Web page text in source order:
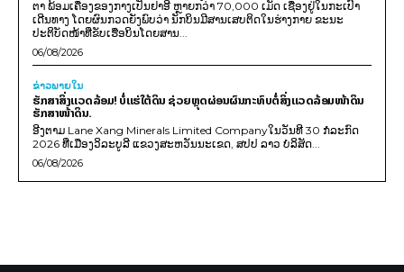
ຕາ ພ້ອມເຄື່ອງຂອງກາງເປັນຢາອີ ຫຼາຍກວ່າ 70,000 ເມັດ ເຊື່ອງຢູ່ໃນກະເປົາ
ເດີນທາງ ໂດຍຜົນກວດຍັງພົບວ່າ ນັກບິນມີສານເສບຕິດໃນຮ່າງກາຍ ຂະນະ
ປະຕິບັດໜ້າທີ່ຂັບເຮືອບິນໂດຍສານ...
06/08/2026
ຂ່າວພາຍ​ໃນ
ຮັກສາສິ່ງແວດລ້ອມ! ບໍ່ແຮ່ໃຕ້ດິນ ຊ່ວຍຫຼຸດຜ່ອນຜົນກະທົບຕໍ່ສິ່ງແວດລ້ອມໜ້າດິນ
ຮັກສາໜ້າດິນ.
ອີງຕາມ Lane Xang Minerals Limited Companyໃນວັນທີ 30 ກໍລະກົດ
2026 ທີ່ເມືອງວິລະບູລີ ແຂວງສະຫວັນນະເຂດ, ສປປ ລາວ ບໍລິສັດ...
06/08/2026